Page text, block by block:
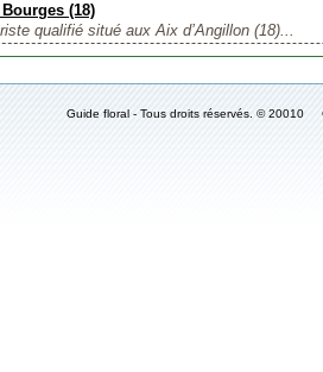
(18)
qualifié situé aux Aix d’Angillon (18)...
Guide floral - Tous droits réservés. ©